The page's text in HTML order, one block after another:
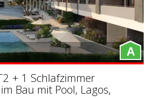
A
+ 1 Schlafzimmer
Bau mit Pool, Lagos,